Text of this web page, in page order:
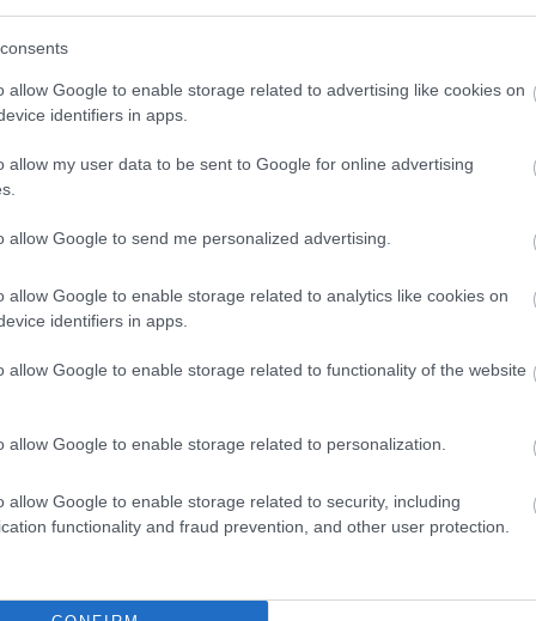
allow Google to enable storage related to advertising like cookies on
identifiers in apps.
allow my user data to be sent to Google for online advertising
allow Google to send me personalized advertising.
allow Google to enable storage related to analytics like cookies on
identifiers in apps.
allow Google to enable storage related to functionality of the website
allow Google to enable storage related to personalization.
allow Google to enable storage related to security, including
functionality and fraud prevention, and other user protection.
φυσικού αερίου από το 2011 απειλούν να
έσπευσαν να βοηθήσουν εγκλωβισμένους στη
Ενότητα
κάτι απέσπασε την προσοχή - Δεν ήταν μόνο η